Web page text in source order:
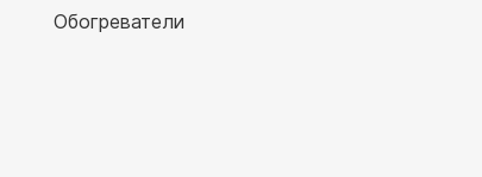
Обогреватели